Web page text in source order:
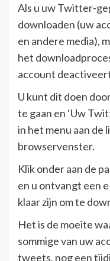
Als u uw Twitter-
downloaden (uw
en andere media),
het
account
U kunt dit doen
te gaan en ‘Uw
in het menu aan de
browservenster.
Klik onder aan de
en u ontvangt een
klaar zijn om te
Het is de moeite
sommige van uw
tweets, nog een